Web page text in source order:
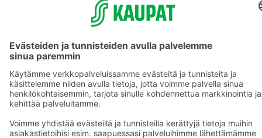
Yhteishyvä Ruoka -sovellus
S-ostoslista -sovellus
Prisma.fi
Sokos.fi
S-Pankki
Sokos Hotels